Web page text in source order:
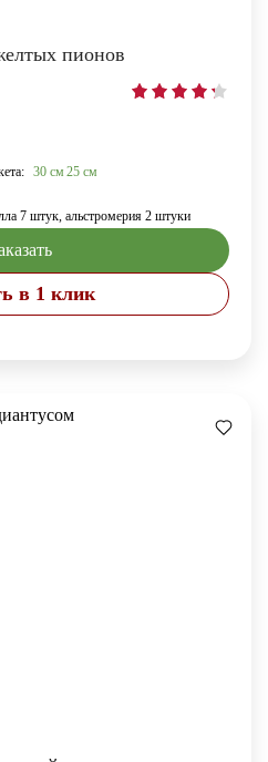
пионов
30 см 25 см
7 штук, альстромерия 2 штуки
в 1 клик